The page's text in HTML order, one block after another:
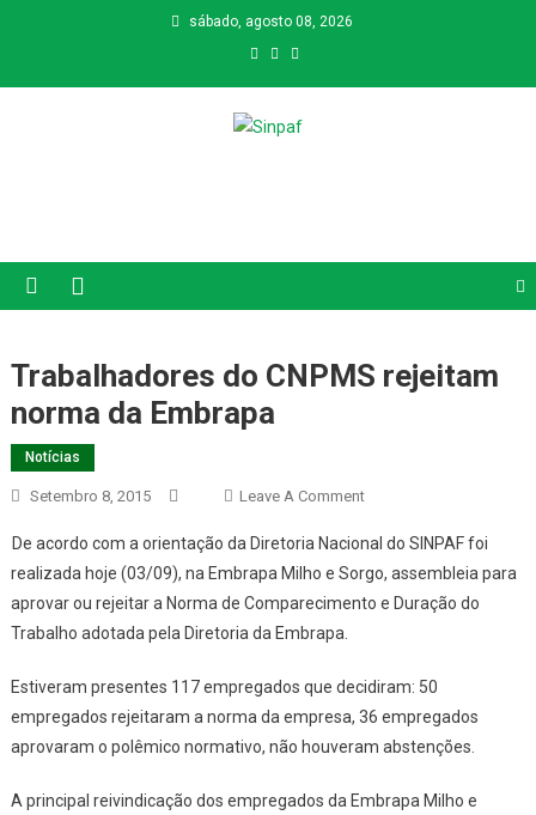
sábado, agosto 08, 2026
Trabalhadores do CNPMS rejeitam
norma da Embrapa
Notícias
Setembro 8, 2015 Leave A CommentOn
Do
CNPMS
Rejeitam
Embrapa
De acordo com a orientação da Diretoria Nacional do SINPAF foi
realizada hoje (03/09), na Embrapa Milho e Sorgo, assembleia para
aprovar ou rejeitar a Norma de Comparecimento e Duração do
Trabalho adotada pela Diretoria da Embrapa.
Estiveram presentes 117 empregados que decidiram: 50
empregados rejeitaram a norma da empresa, 36 empregados
aprovaram o polêmico normativo, não houveram abstenções.
A principal reivindicação dos empregados da Embrapa Milho e